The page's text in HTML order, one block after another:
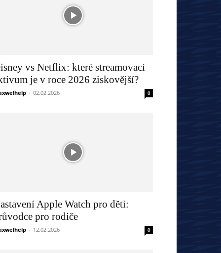
vs Netflix: které streamovací
je v roce 2026 ziskovější?
- 02.02.2026 0
Apple Watch pro děti:
pro rodiče
- 12.02.2026 0